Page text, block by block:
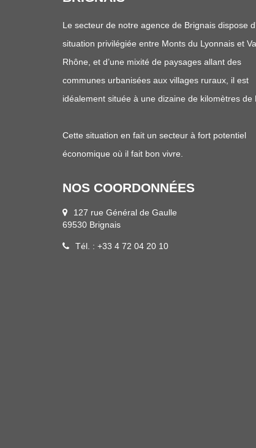
Le secteur de notre agence de Brignais dispose
situation privilégiée entre Monts du Lyonnais et
Rhône, et d’une mixité de paysages allant des
communes urbanisées aux villages ruraux, il est
idéalement située à une dizaine de kilomètres de
Cette situation en fait un secteur à fort potentiel
économique où il fait bon vivre.
NOS COORDONNÉES
127 rue Général de Gaulle
69530 Brignais
Tél. : +33 4 72 04 20 10